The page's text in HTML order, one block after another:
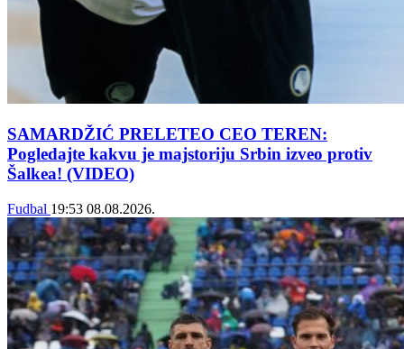
SAMARDŽIĆ PRELETEO CEO TEREN:
Pogledajte kakvu je majstoriju Srbin izveo protiv
Šalkea! (VIDEO)
Fudbal 19:53 08.08.2026.